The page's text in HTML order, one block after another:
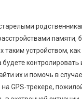
памяти,
таким устройством, как
будете
их и помочь в
на GPS-трекере,